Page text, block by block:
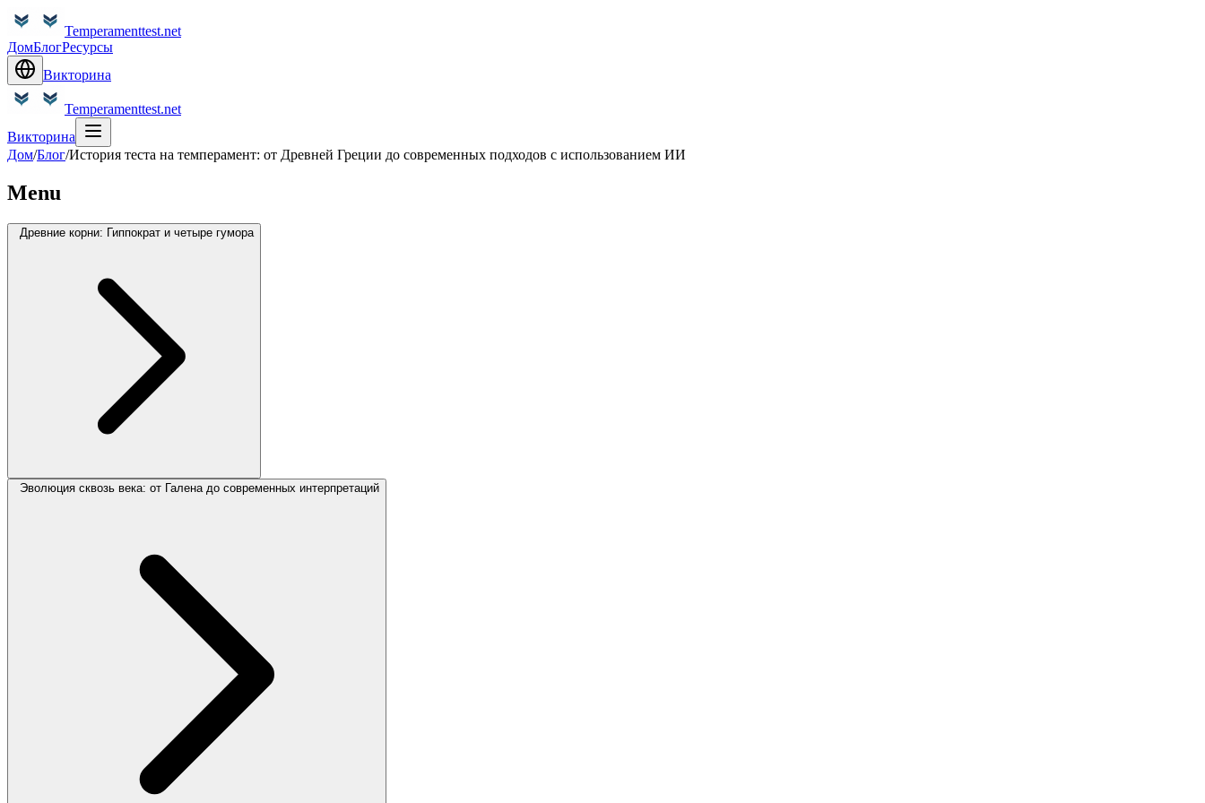
Temperamenttest.net
ДомБлогРесурсы
Викторина
Temperamenttest.net
Викторина
Дом/Блог/История теста на темперамент: от Древней Греции до современных подходов с использованием ИИ
Menu
Древние корни: Гиппократ и четыре гумора
Эволюция сквозь века: от Галена до современных интерпретаций